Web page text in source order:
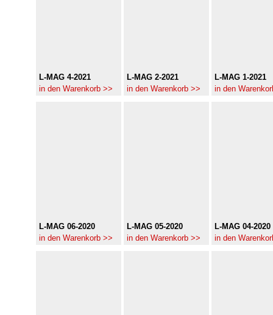
L-MAG 4-2021
in den Warenkorb >>
L-MAG 2-2021
in den Warenkorb >>
L-MAG 1-2021
in den
L-MAG 06-2020
in den Warenkorb >>
L-MAG 05-2020
in den Warenkorb >>
L-MAG 04-2020
in den